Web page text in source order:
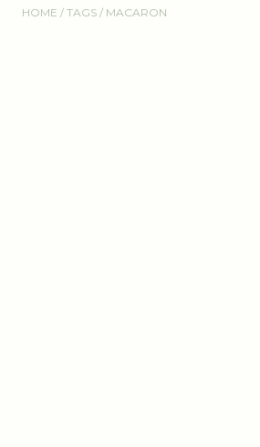
HOME / TAGS / MACARON